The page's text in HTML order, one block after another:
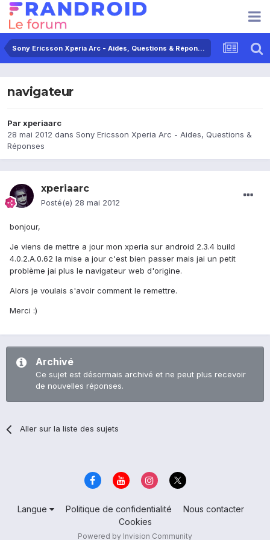
Sony Ericsson Xperia Arc - Aides, Questions & Réponses
navigateur
Parxperiaarc
28 mai 2012 dans Sony Ericsson Xperia Arc - Aides, Questions &
Réponses
xperiaarc
Posté(e) 28 mai 2012
bonjour,
Je viens de mettre a jour mon xperia sur android 2.3.4 build
4.0.2.A.0.62 la mise a jour c'est bien passer mais jai un petit
problème jai plus le navigateur web d'origine.
Alors je voulais s'avoir comment le remettre.
Merci :)
Archivé
Ce sujet est désormais archivé et ne peut plus recevoir
de nouvelles réponses.
Aller sur la liste des sujets
Langue Politique de confidentialité
Nous contacter
Cookies
Powered by Invision Community